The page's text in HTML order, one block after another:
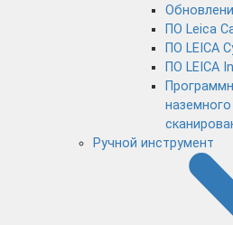
ПО Leica
ПО LEICA
ПО LEICA
Ручной инструмент